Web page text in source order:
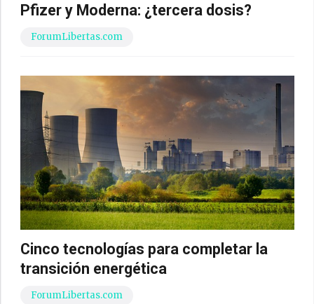
Pfizer y Moderna: ¿tercera dosis?
ForumLibertas.com
Cinco tecnologías para completar la
transición energética
ForumLibertas.com